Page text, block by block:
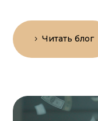
Читать блог